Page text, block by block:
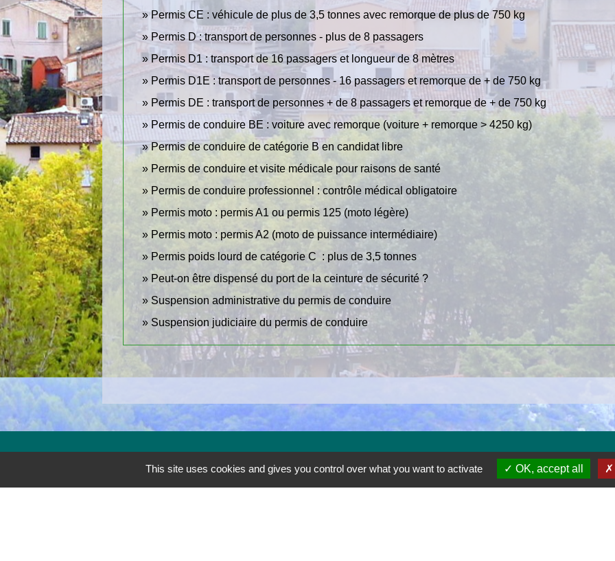
Permis CE : véhicule de plus de 3,5 tonnes avec remorque de plus de 750 kg
Permis D : transport de personnes - plus de 8 passagers
Permis D1 : transport de 16 passagers et longueur de 8 mètres
Permis D1E : transport de personnes - 16 passagers et remorque de + de 750 kg
Permis DE : transport de personnes + de 8 passagers et remorque de + de 750 kg
Permis de conduire BE : voiture avec remorque (voiture + remorque > 4250 kg)
Permis de conduire de catégorie B en candidat libre
Permis de conduire et visite médicale pour raisons de santé
Permis de conduire professionnel : contrôle médical obligatoire
Permis moto : permis A1 ou permis 125 (moto légère)
Permis moto : permis A2 (moto de puissance intermédiaire)
Permis poids lourd de catégorie C : plus de 3,5 tonnes
Peut-on être dispensé du port de la ceinture de sécurité ?
Suspension administrative du permis de conduire
Suspension judiciaire du permis de conduire
Contactez la mairie
This site uses cookies and gives you control over what you want to activate OK, accept all